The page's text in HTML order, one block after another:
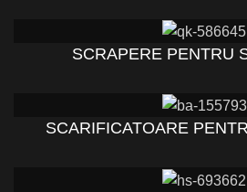
SCRAPERE PENTRU
SCARIFICATOARE